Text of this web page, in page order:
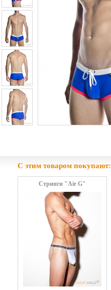
С этим товаром покупают:
Стринги "Air G"